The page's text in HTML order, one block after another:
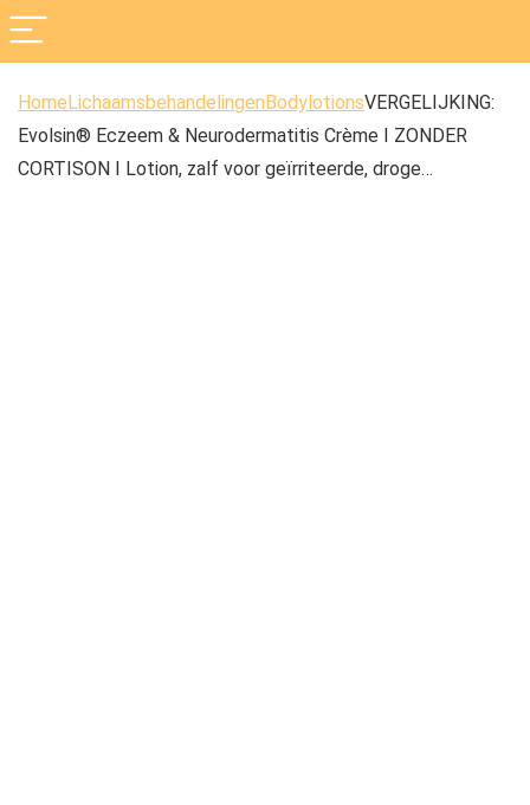
HomeLichaamsbehandelingenBodylotionsVERGELIJKING:
Evolsin® Eczeem & Neurodermatitis Crème I ZONDER
CORTISON I Lotion, zalf voor geïrriteerde, droge…